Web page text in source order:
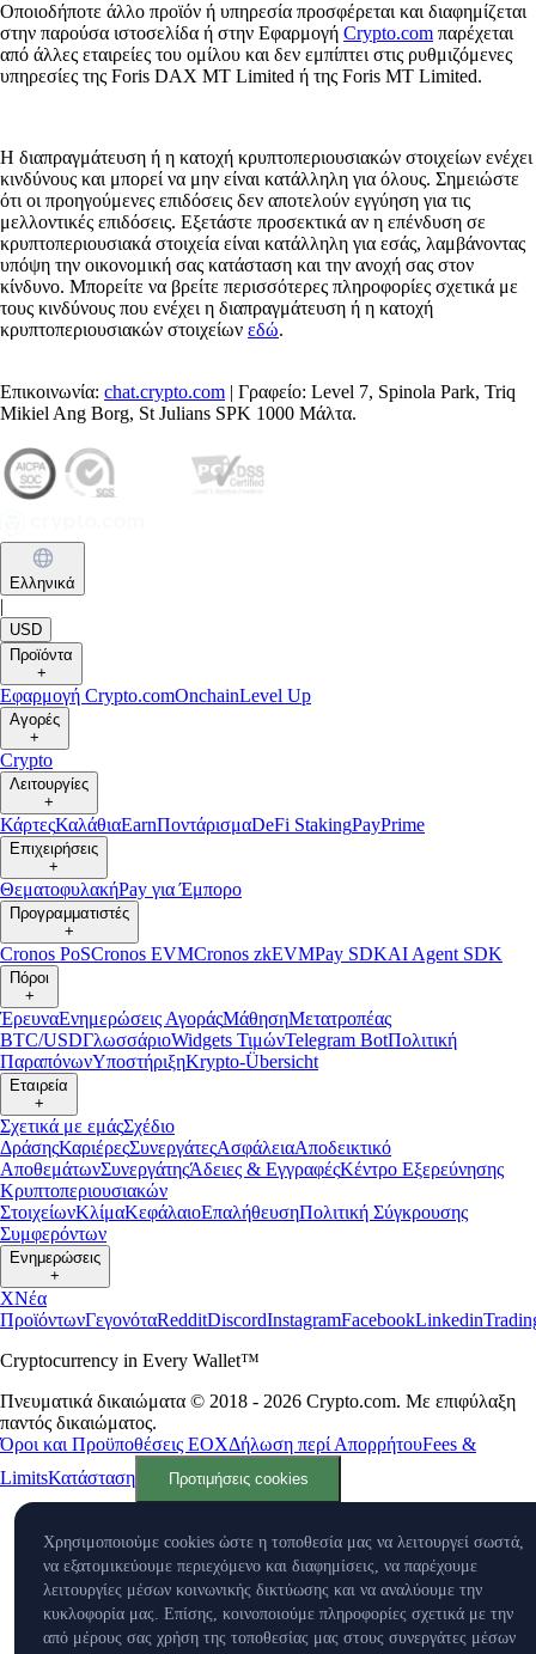
Οποιοδήποτε άλλο προϊόν ή υπηρεσία προσφέρεται και διαφημίζεται
στην παρούσα ιστοσελίδα ή στην Εφαρμογή Crypto.com παρέχεται
από άλλες εταιρείες του ομίλου και δεν εμπίπτει στις ρυθμιζόμενες
υπηρεσίες της Foris DAX MT Limited ή της Foris MT Limited.
Η διαπραγμάτευση ή η κατοχή κρυπτοπεριουσιακών στοιχείων ενέχει
κινδύνους και μπορεί να μην είναι κατάλληλη για όλους. Σημειώστε
ότι οι προηγούμενες επιδόσεις δεν αποτελούν εγγύηση για τις
μελλοντικές επιδόσεις. Εξετάστε προσεκτικά αν η επένδυση σε
κρυπτοπεριουσιακά στοιχεία είναι κατάλληλη για εσάς, λαμβάνοντας
υπόψη την οικονομική σας κατάσταση και την ανοχή σας στον
κίνδυνο. Μπορείτε να βρείτε περισσότερες πληροφορίες σχετικά με
τους κινδύνους που ενέχει η διαπραγμάτευση ή η κατοχή
κρυπτοπεριουσιακών στοιχείων εδώ.
Επικοινωνία: chat.crypto.com | Γραφείο: Level 7, Spinola Park, Triq
Mikiel Ang Borg, St Julians SPK 1000 Μάλτα.
Ελληνικά
|
USD
Προϊόντα
+
Εφαρμογή Crypto.comOnchainLevel Up
Αγορές
+
Crypto
Λειτουργίες
+
ΚάρτεςΚαλάθιαEarnΠοντάρισμαDeFi StakingPayPrime
Επιχειρήσεις
+
ΘεματοφυλακήPay για Έμπορο
Προγραμματιστές
+
Cronos PoSCronos EVMCronos zkEVMPay SDKAI Agent SDK
Πόροι
+
ΈρευναΕνημερώσεις ΑγοράςΜάθησηΜετατροπέας
BTC/USDΓλωσσάριοWidgets ΤιμώνTelegram BotΠολιτική
ΠαραπόνωνΥποστήριξηKrypto-Übersicht
Εταιρεία
+
Σχετικά με εμάςΣχέδιο
ΔράσηςΚαριέρεςΣυνεργάτεςΑσφάλειαΑποδεικτικό
ΑποθεμάτωνΣυνεργάτηςΆδειες & ΕγγραφέςΚέντρο Εξερεύνησης
Κρυπτοπεριουσιακών
ΣτοιχείωνΚλίμαΚεφάλαιοΕπαλήθευσηΠολιτική Σύγκρουσης
Συμφερόντων
Ενημερώσεις
+
XΝέα
ΠροϊόντωνΓεγονόταRedditDiscordInstagramFacebookLinkedin
Cryptocurrency in Every Wallet™
Πνευματικά δικαιώματα © 2018 - 2026 Crypto.com. Με επιφύλαξη
παντός δικαιώματος.
Όροι και Προϋποθέσεις ΕΟΧΔήλωση περί ΑπορρήτουFees &
LimitsΚατάσταση Προτιμήσεις cookies
Χρησιμοποιούμε cookies ώστε η τοποθεσία μας να λειτουργεί σωστά,
να εξατομικεύουμε περιεχόμενο και διαφημίσεις, να παρέχουμε
λειτουργίες μέσων κοινωνικής δικτύωσης και να αναλύουμε την
κυκλοφορία μας. Επίσης, κοινοποιούμε πληροφορίες σχετικά με την
από μέρους σας χρήση της τοποθεσίας μας στους συνεργάτες μέσων